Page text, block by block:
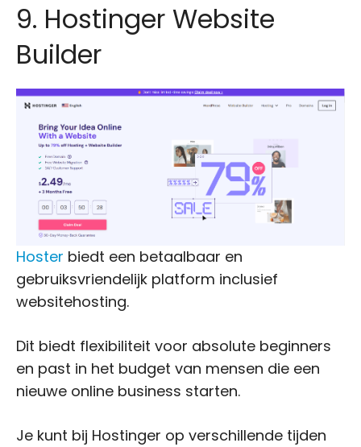
9. Hostinger Website
Builder
Hoster biedt een betaalbaar en
gebruiksvriendelijk platform inclusief
websitehosting.
Dit biedt flexibiliteit voor absolute beginners
en past in het budget van mensen die een
nieuwe online business starten.
Je kunt bij Hostinger op verschillende tijden